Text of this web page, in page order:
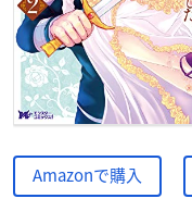
Amazonで購入